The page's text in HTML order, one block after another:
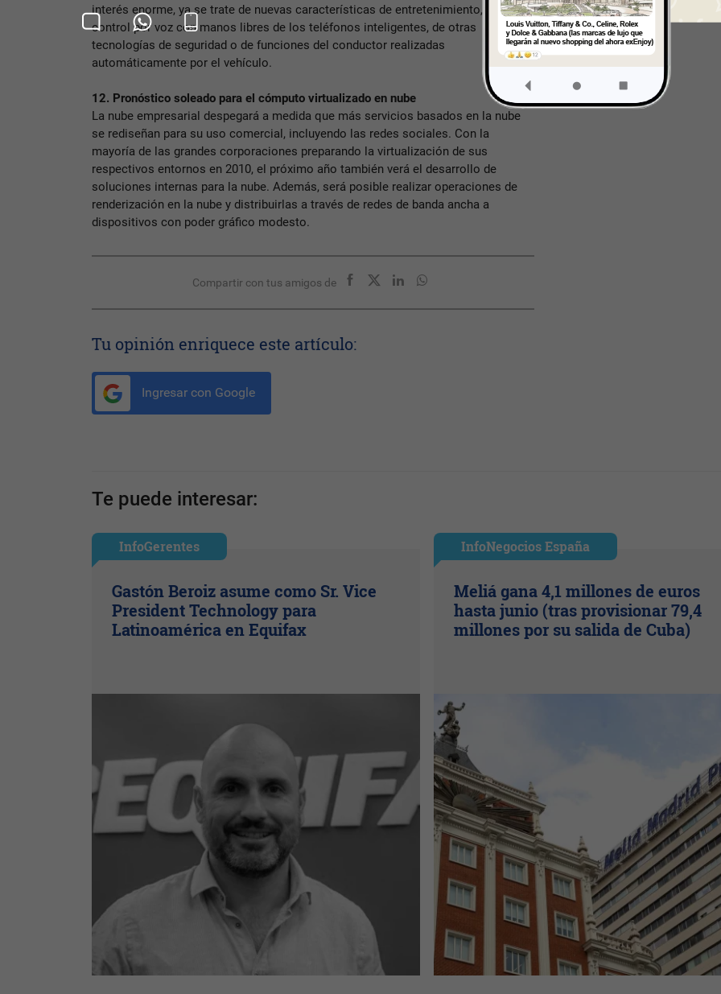
interés enorme, ya se trate de nuevas características de entretenimiento, del
control por voz con manos libres de los teléfonos inteligentes, de otras
tecnologías de seguridad o de funciones del conductor realizadas
automáticamente por el vehículo.
12. Pronóstico soleado para el cómputo virtualizado en nube
La nube empresarial despegará a medida que más servicios basados en la nube
se rediseñan para su uso comercial, incluyendo las redes sociales. Con la
mayoría de las grandes corporaciones preparando la virtualización de sus
respectivos entornos en 2010, el próximo año también verá el desarrollo de
soluciones internas para la nube. Además, será posible realizar operaciones de
renderización en la nube y distribuirlas a través de redes de banda ancha a
dispositivos con poder gráfico modesto.
Compartir con tus amigos de
Tu opinión enriquece este artículo:
Ingresar con Google
Te puede interesar:
InfoGerentes
Gastón Beroiz asume como Sr. Vice
President Technology para
Latinoamérica en Equifax
InfoNegocios España
Meliá gana 4,1 millones de euros
hasta junio (tras provisionar 79,4
millones por su salida de Cuba)